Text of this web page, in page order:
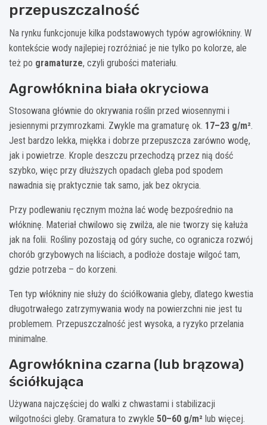
przepuszczalność
Na rynku funkcjonuje kilka podstawowych typów agrowłókniny. W
kontekście wody najlepiej rozróżniać je nie tylko po kolorze, ale
też po gramaturze, czyli grubości materiału.
Agrowłóknina biała okryciowa
Stosowana głównie do okrywania roślin przed wiosennymi i
jesiennymi przymrozkami. Zwykle ma gramaturę ok. 17–23 g/m².
Jest bardzo lekka, miękka i dobrze przepuszcza zarówno wodę,
jak i powietrze. Krople deszczu przechodzą przez nią dość
szybko, więc przy dłuższych opadach gleba pod spodem
nawadnia się praktycznie tak samo, jak bez okrycia.
Przy podlewaniu ręcznym można lać wodę bezpośrednio na
włókninę. Materiał chwilowo się zwilża, ale nie tworzy się kałuża
jak na folii. Rośliny pozostają od góry suche, co ogranicza rozwój
chorób grzybowych na liściach, a podłoże dostaje wilgoć tam,
gdzie potrzeba – do korzeni.
Ten typ włókniny nie służy do ściółkowania gleby, dlatego kwestia
długotrwałego zatrzymywania wody na powierzchni nie jest tu
problemem. Przepuszczalność jest wysoka, a ryzyko przelania
minimalne.
Agrowłóknina czarna (lub brązowa)
ściółkująca
Używana najczęściej do walki z chwastami i stabilizacji
wilgotności gleby. Gramatura to zwykle 50–60 g/m² lub więcej.